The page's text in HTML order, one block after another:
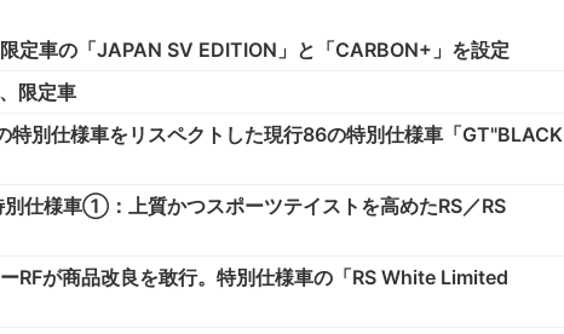
定車の「JAPAN SV EDITION」と「CARBON+」を設定
限定車
特別仕様車をリスペクトした現行86の特別仕様車「GT"BLACK
別仕様車①：上質かつスポーツテイストを高めたRS／RS
RFが商品改良を敢行。特別仕様車の「RS White Limited